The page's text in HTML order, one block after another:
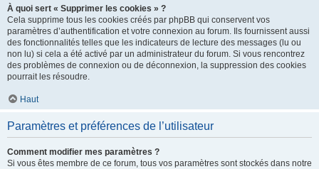
À quoi sert « Supprimer les cookies » ?
Cela supprime tous les cookies créés par phpBB qui conservent vos
paramètres d’authentification et votre connexion au forum. Ils fournissent aussi
des fonctionnalités telles que les indicateurs de lecture des messages (lu ou
non lu) si cela a été activé par un administrateur du forum. Si vous rencontrez
des problèmes de connexion ou de déconnexion, la suppression des cookies
pourrait les résoudre.
Haut
Paramètres et préférences de l’utilisateur
Comment modifier mes paramètres ?
Si vous êtes membre de ce forum, tous vos paramètres sont stockés dans notre